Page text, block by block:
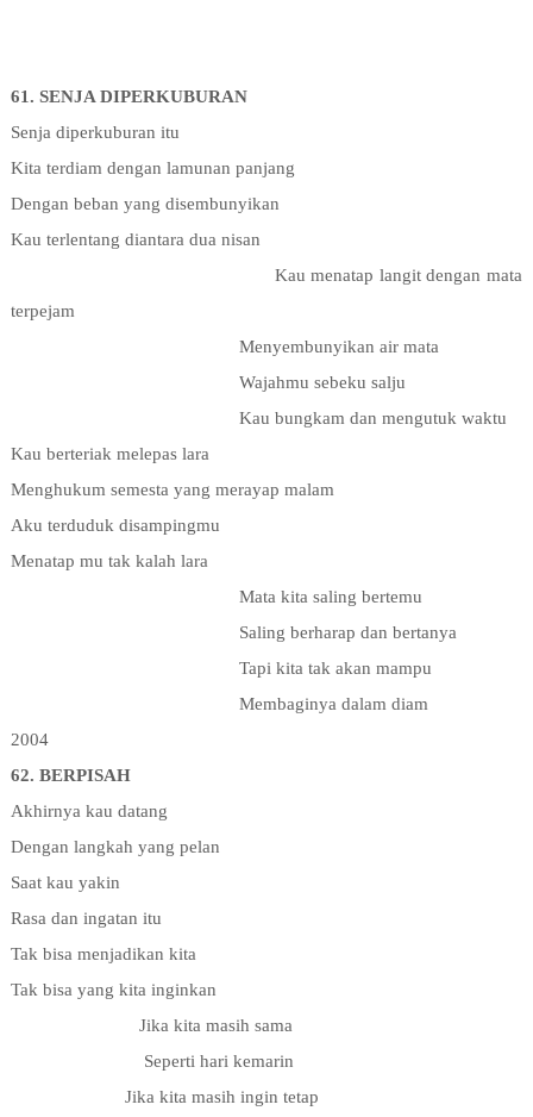
61. SENJA DIPERKUBURAN
Senja diperkuburan itu
Kita terdiam dengan lamunan panjang
Dengan beban yang disembunyikan
Kau terlentang diantara dua nisan
Kau menatap langit dengan mata
terpejam
Menyembunyikan air mata
Wajahmu sebeku salju
Kau bungkam dan mengutuk waktu
Kau berteriak melepas lara
Menghukum semesta yang merayap malam
Aku terduduk disampingmu
Menatap mu tak kalah lara
Mata kita saling bertemu
Saling berharap dan bertanya
Tapi kita tak akan mampu
Membaginya dalam diam
2004
62. BERPISAH
Akhirnya kau datang
Dengan langkah yang pelan
Saat kau yakin
Rasa dan ingatan itu
Tak bisa menjadikan kita
Tak bisa yang kita inginkan
Jika kita masih sama
Seperti hari kemarin
Jika kita masih ingin tetap